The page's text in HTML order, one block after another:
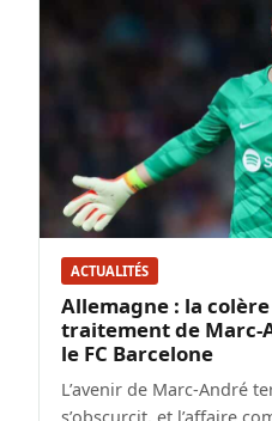
ACTUALITÉS
Allemagne : la
traitement de Marc-
le FC Barcelone
L’avenir de Marc-André